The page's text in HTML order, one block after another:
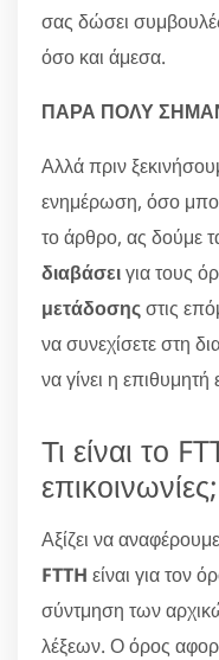
σας δώσει
όσο και άμεσα.
ΠΑΡΑ ΠΟΛΥ
Αλλά πριν
ενημέρωση, όσο
το άρθρο, ας δούμε
διαβάσειγια τους
μετάδοσηςστις
να συνεχίσετε στη
να γίνει η
Τι είναι το
επικοινωνίες;
Αξίζει να
FTTH είναι για τον
σύντμηση των
λέξεων. Ο όρος